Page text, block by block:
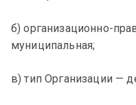
б) организационно-
муниципальная;
в) тип Организации —